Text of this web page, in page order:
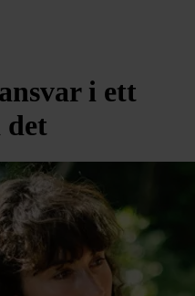
i ett
det